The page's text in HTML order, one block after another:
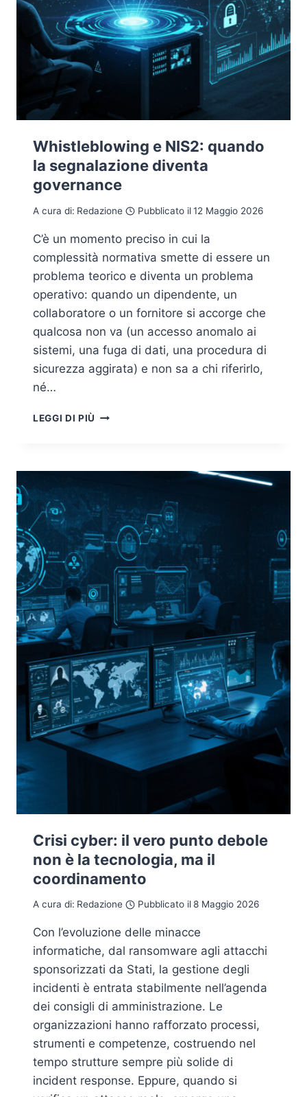
Whistleblowing e NIS2: quando
la segnalazione diventa
governance
A cura di: Redazione Pubblicato il12 Maggio 2026
C’è un momento preciso in cui la
complessità normativa smette di essere un
problema teorico e diventa un problema
operativo: quando un dipendente, un
collaboratore o un fornitore si accorge che
qualcosa non va (un accesso anomalo ai
sistemi, una fuga di dati, una procedura di
sicurezza aggirata) e non sa a chi riferirlo,
né…
LEGGI DI PIÙ WHISTLEBLOWING
LA
DIVENTA
GOVERNANCE
Crisi cyber: il vero punto debole
non è la tecnologia, ma il
coordinamento
A cura di: Redazione Pubblicato il8 Maggio 2026
Con l’evoluzione delle minacce
informatiche, dal ransomware agli attacchi
sponsorizzati da Stati, la gestione degli
incidenti è entrata stabilmente nell’agenda
dei consigli di amministrazione. Le
organizzazioni hanno rafforzato processi,
strumenti e competenze, costruendo nel
tempo strutture sempre più solide di
incident response. Eppure, quando si